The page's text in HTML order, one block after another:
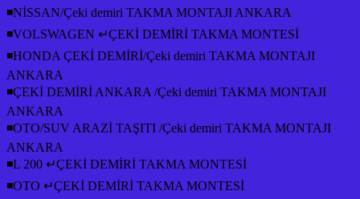
◾NİSSAN/Çeki demiri TAKMA MONTAJI ANKARA
◾VOLSWAGEN ↵ÇEKİ DEMİRİ TAKMA MONTESİ
◾HONDA ÇEKİ DEMİRİ/Çeki demiri TAKMA MONTAJI
ANKARA
◾ÇEKİ DEMİRİ ANKARA /Çeki demiri TAKMA MONTAJI
ANKARA
◾OTO/SUV ARAZİ TAŞITI /Çeki demiri TAKMA MONTAJI
ANKARA
◾L 200 ↵ÇEKİ DEMİRİ TAKMA MONTESİ
◾OTO ↵ÇEKİ DEMİRİ TAKMA MONTESİ